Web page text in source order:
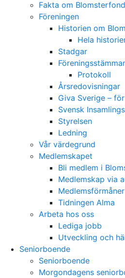
Fakta om
Föreningen
Historien om
Hela
Stadgar
Protokoll
Årsredovisningar
Giva Sverige –
Svensk
Styrelsen
Ledning
Vår värdegrund
Medlemskapet
Bli medlem i
Medlemskap via
Medlemsförmåner
Tidningen Alma
Arbeta hos oss
Lediga jobb
Utveckling och
Seniorboende
Seniorboende
Morgondagens